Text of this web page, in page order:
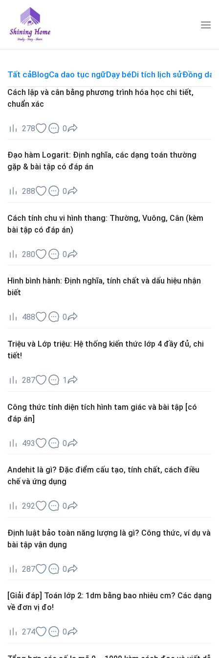
content
Tất cảBlogCa dao tục ngữDạy béDi tích lịch sửĐồng dao
Cách lập và cân bằng phương trình hóa học chi tiết,
chuẩn xác
278 0
Đạo hàm Logarit: Định nghĩa, các dạng toán thường
gặp & bài tập có đáp án
288 0
Cách tính chu vi hình thang: Thường, Vuông, Cân (kèm
bài tập có đáp án)
280 0
Hình bình hành: Định nghĩa, tính chất và dấu hiệu nhận
biết
488 0
Triệu và Lớp triệu: Hệ thống kiến thức lớp 4 đầy đủ, chi
tiết!
287 1
Công thức tính diện tích hình tam giác và bài tập [có
đáp án]
493 0
Andehit là gì? Đặc điểm cấu tạo, tính chất, cách điều
chế và ứng dụng
292 0
Định luật bảo toàn năng lượng là gì? Công thức, ví dụ và
bài tập vận dụng
287 0
[Giải đáp] Toán lớp 2: 1dm bằng bao nhiêu cm? Các dạng
về đơn vị đo!
274 0